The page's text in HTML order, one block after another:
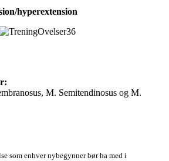
hyperextension
M. Semitendinosus og M.
som enhver nybegynner bør ha med i